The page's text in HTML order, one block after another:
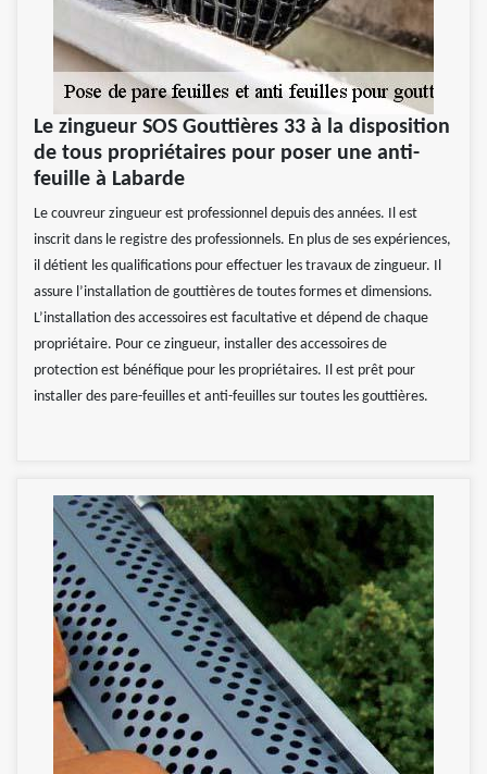
Le zingueur SOS Gouttières 33 à la disposition
de tous propriétaires pour poser une anti-
feuille à Labarde
Le couvreur zingueur est professionnel depuis des années. Il est
inscrit dans le registre des professionnels. En plus de ses expériences,
il détient les qualifications pour effectuer les travaux de zingueur. Il
assure l’installation de gouttières de toutes formes et dimensions.
L’installation des accessoires est facultative et dépend de chaque
propriétaire. Pour ce zingueur, installer des accessoires de
protection est bénéfique pour les propriétaires. Il est prêt pour
installer des pare-feuilles et anti-feuilles sur toutes les gouttières.